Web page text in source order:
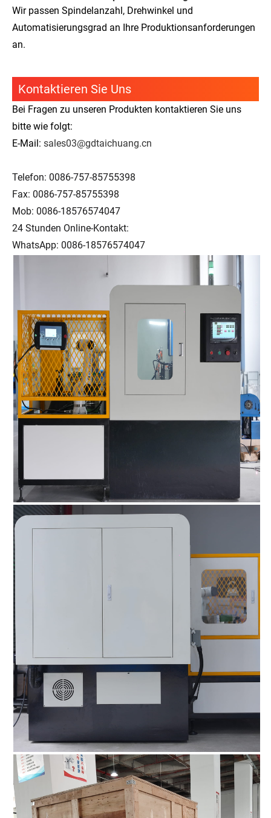
Wir passen Spindelanzahl, Drehwinkel und
Automatisierungsgrad an Ihre Produktionsanforderungen
an.
Kontaktieren Sie Uns
Bei Fragen zu unseren Produkten kontaktieren Sie uns
bitte wie folgt:
E-Mail: sales03@gdtaichuang.cn
Telefon: 0086-757-85755398
Fax: 0086-757-85755398
Mob: 0086-18576574047
24 Stunden Online-Kontakt:
WhatsApp: 0086-18576574047